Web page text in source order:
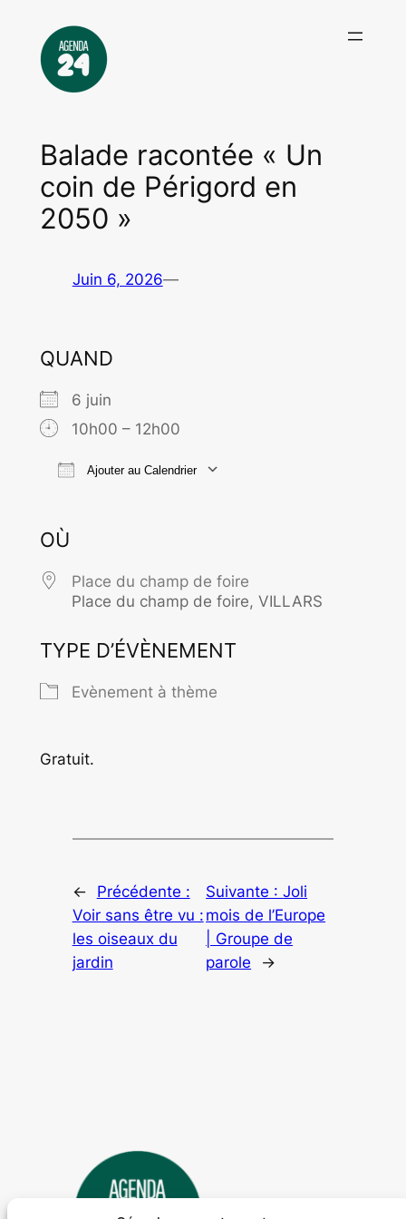
contenu
Balade racontée « Un
coin de Périgord en
2050 »
Juin 6, 2026—
QUAND
6 juin
10h00 – 12h00
Ajouter au Calendrier
OÙ
Place du champ de foire
Place du champ de foire, VILLARS
TYPE D’ÉVÈNEMENT
Evènement à thème
Gratuit.
←
Précédente :
Voir sans être vu :
les oiseaux du
jardin
Suivante :Joli
mois de l’Europe
| Groupe de
parole
→